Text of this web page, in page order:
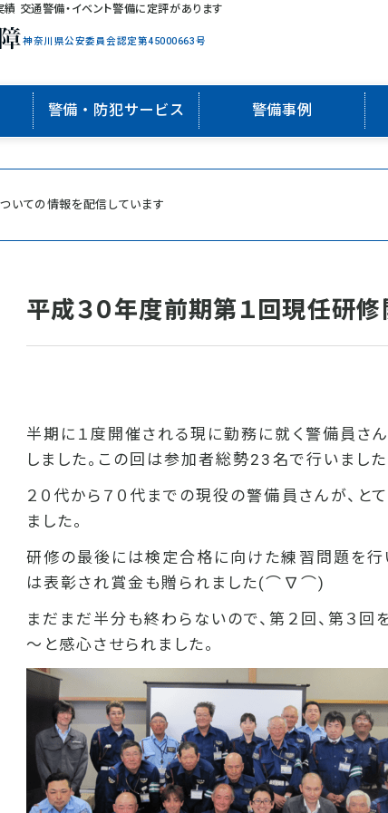
交通警備・イベント警備に定評があります
神奈川県公安委員会認定第45000663号
警備・防犯サービス 警備事例
いての情報を配信しています
平成３０年度前期第１回現任研修
半期に１度開催される現に勤務に就く警備員さ
しました。この回は参加者総勢23名で行いました
２０代から７０代までの現役の警備員さんが、と
ました。
研修の最後には検定合格に向けた練習問題を行
は表彰され賞金も贈られました(⌒∇⌒)
まだまだ半分も終わらないので、第２回、第３
～と感心させられました。